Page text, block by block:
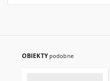
OBIEKTY podobne